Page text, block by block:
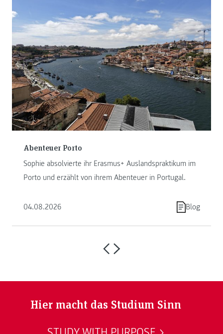
Abenteuer Porto
Sophie absolvierte ihr Erasmus+ Auslandspraktikum im
Porto und erzählt von ihrem Abenteuer in Portugal.
04.08.2026 Blog
Hier macht das Studium Sinn